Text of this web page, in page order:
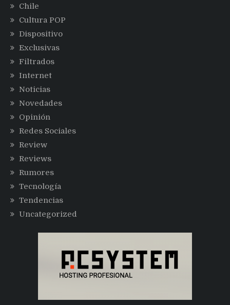
Chile
Cultura POP
Dispositivo
Exclusivas
Filtrados
Internet
Noticias
Novedades
Opinión
Redes Sociales
Review
Reviews
Rumores
Tecnología
Tendencias
Uncategorized